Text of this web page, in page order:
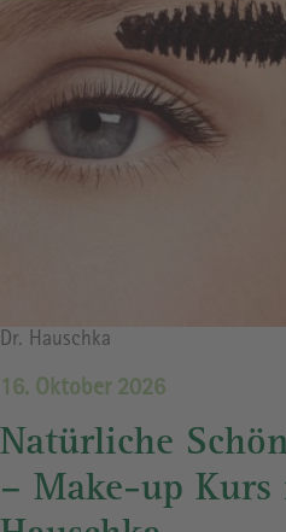
Bildrechte
Dr. Hauschka
16. Oktober 2026
Natürliche
– Make-up Kurs